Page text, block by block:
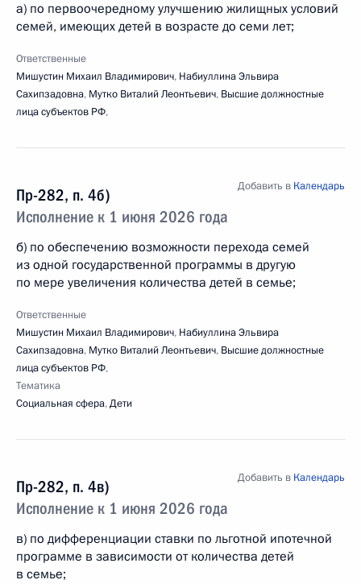
а) по первоочередному улучшению жилищных условий
семей, имеющих детей в возрасте до семи лет;
Ответственные
Мишустин Михаил Владимирович, Набиуллина Эльвира
Сахипзадовна, Мутко Виталий Леонтьевич, Высшие должностные
лица субъектов РФ,
Пр-282, п. 4б)
Исполнение к 1 июня 2026 года
Добавить в Календарь
б) по обеспечению возможности перехода семей
из одной государственной программы в другую
по мере увеличения количества детей в семье;
Ответственные
Мишустин Михаил Владимирович, Набиуллина Эльвира
Сахипзадовна, Мутко Виталий Леонтьевич, Высшие должностные
лица субъектов РФ,
Тематика
Социальная сфера,Дети
Пр-282, п. 4в)
Исполнение к 1 июня 2026 года
Добавить в Календарь
в) по дифференциации ставки по льготной ипотечной
программе в зависимости от количества детей
в семье;